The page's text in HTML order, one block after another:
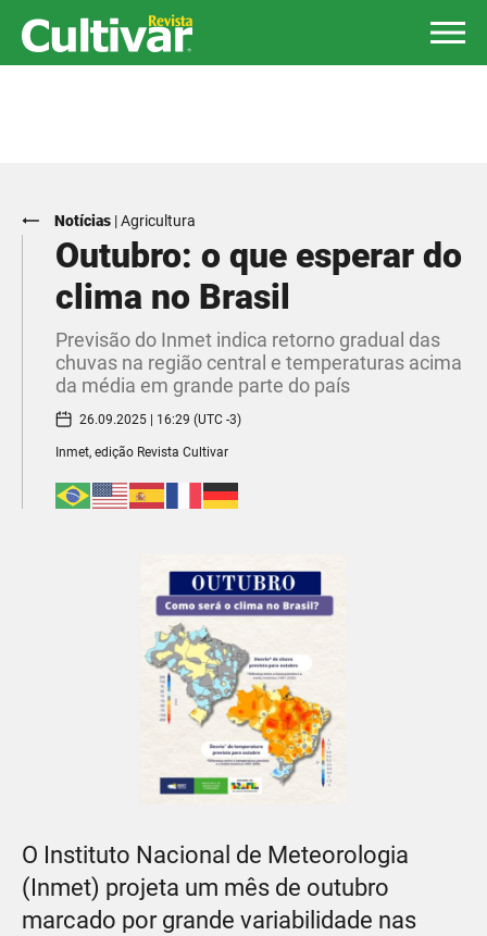
Notícias |Agricultura
Outubro: o que esperar do
clima no Brasil
Previsão do Inmet indica retorno gradual das
chuvas na região central e temperaturas acima
da média em grande parte do país
26.09.2025 | 16:29 (UTC -3)
Inmet, edição Revista Cultivar
O Instituto Nacional de Meteorologia
(Inmet) projeta um mês de outubro
marcado por grande variabilidade nas